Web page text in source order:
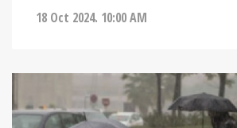
18 Oct 2024. 10:00 AM